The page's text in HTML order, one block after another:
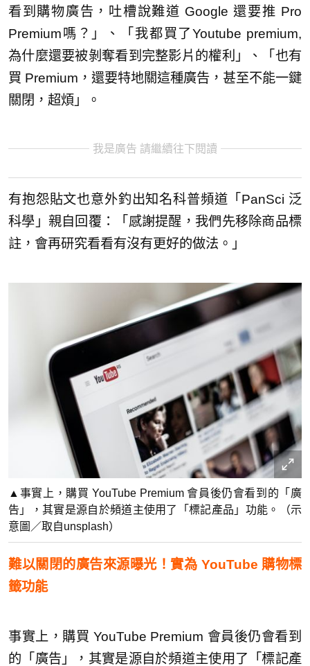
看到購物廣告，吐槽說難道 Google 還要推 Pro
Premium嗎？」、「我都買了Youtube premium,
為什麼還要被剝奪看到完整影片的權利」、「也有
買 Premium，還要特地關這種廣告，甚至不能一鍵
關閉，超煩」。
我是廣告 請繼續往下閱讀
有抱怨貼文也意外釣出知名科普頻道「PanSci 泛
科學」親自回覆：「感謝提醒，我們先移除商品標
註，會再研究看看有沒有更好的做法。」
▲事實上，購買 YouTube Premium 會員後仍會看到的「廣
告」，其實是源自於頻道主使用了「標記產品」功能。（示
意圖／取自unsplash）
難以關閉的廣告來源曝光！實為 YouTube 購物標
籤功能
事實上，購買 YouTube Premium 會員後仍會看到
的「廣告」，其實是源自於頻道主使用了「標記產